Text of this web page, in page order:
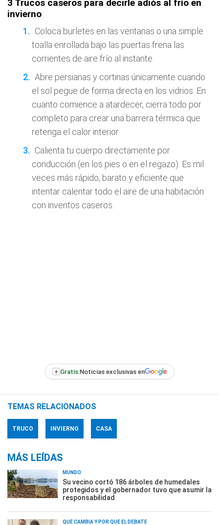
3 Trucos caseros para decirle adiós al frío en
invierno
Coloca burletes en las ventanas o una simple
toalla enrollada bajo las puertas frena las
corrientes de aire frío al instante.
Abre persianas y cortinas únicamente cuando
el sol pegue de forma directa en los vidrios. En
cuanto comience a atardecer, cierra todo por
completo para crear una barrera térmica que
retenga el calor interior.
Calienta tu cuerpo directamente por
conducción (en los pies o en el regazo). Es mil
veces más rápido, barato y eficiente que
intentar calentar todo el aire de una habitación
con inventos caseros.
+ Gratis:Noticias exclusivas en
TEMAS RELACIONADOS
TRUCO INVIERNO CASA
MÁS LEÍDAS
MUNDO
Su vecino cortó 186 árboles de humedales
protegidos y el gobernador tuvo que asumir la
responsabilidad
QUÉ CAMBIA Y POR QUÉ EL DEBATE